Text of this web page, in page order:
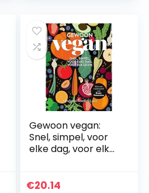
Gewoon vegan:
Snel, simpel, voor
elke dag, voor elk
€20.14